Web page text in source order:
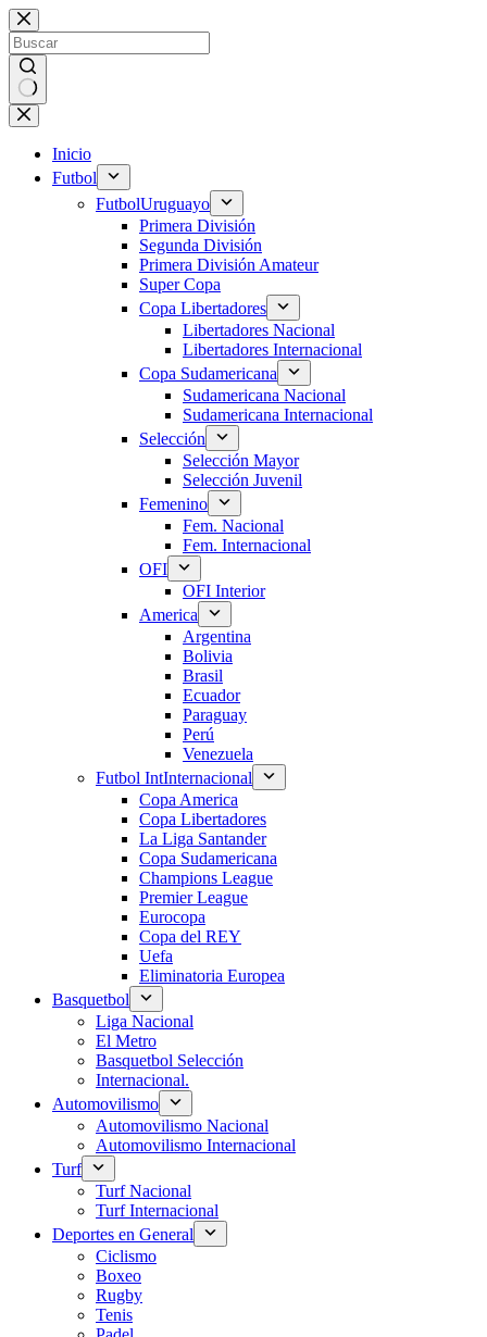
Saltar
al
contenido
Sin
resultados
Inicio
Futbol
FutbolUruguayo
Primera División
Segunda División
Primera División Amateur
Super Copa
Copa Libertadores
Libertadores Nacional
Libertadores Internacional
Copa Sudamericana
Sudamericana Nacional
Sudamericana Internacional
Selección
Selección Mayor
Selección Juvenil
Femenino
Fem. Nacional
Fem. Internacional
OFI
OFI Interior
America
Argentina
Bolivia
Brasil
Ecuador
Paraguay
Perú
Venezuela
Futbol IntInternacional
Copa America
Copa Libertadores
La Liga Santander
Copa Sudamericana
Champions League
Premier League
Eurocopa
Copa del REY
Uefa
Eliminatoria Europea
Basquetbol
Liga Nacional
El Metro
Basquetbol Selección
Internacional.
Automovilismo
Automovilismo Nacional
Automovilismo Internacional
Turf
Turf Nacional
Turf Internacional
Deportes en General
Ciclismo
Boxeo
Rugby
Tenis